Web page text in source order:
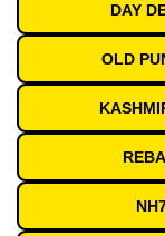
DAY
OLD